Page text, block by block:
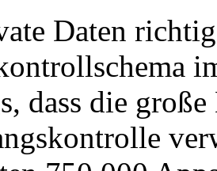
Daten
dass die